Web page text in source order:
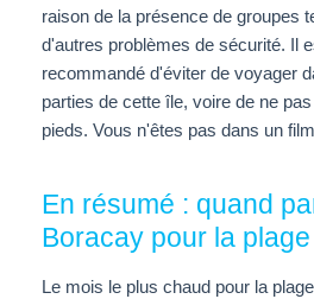
raison de la présence de groupes
d'autres problèmes de sécurité. Il
recommandé d'éviter de voyager
parties de cette île, voire de ne
pieds. Vous n'êtes pas dans un
En résumé : quand
Boracay pour la
Le mois le plus chaud pour la